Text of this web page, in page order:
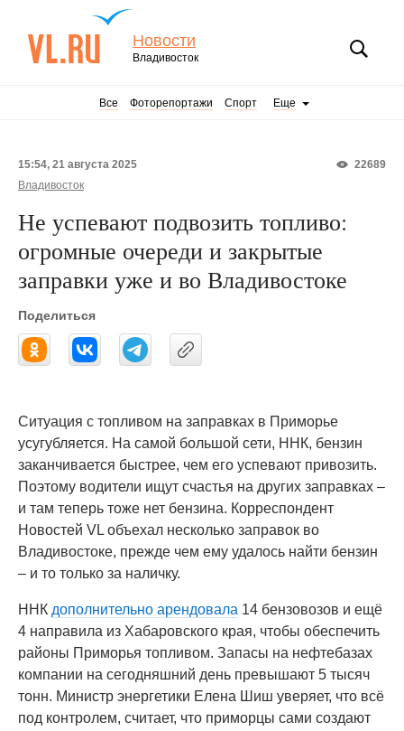
Новости
Владивосток
Все Фоторепортажи Спорт Еще
22689
15:54, 21 августа 2025
Владивосток
Не успевают подвозить топливо:
огромные очереди и закрытые
заправки уже и во Владивостоке
Поделиться
Ситуация с топливом на заправках в Приморье
усугубляется. На самой большой сети, ННК, бензин
заканчивается быстрее, чем его успевают привозить.
Поэтому водители ищут счастья на других заправках –
и там теперь тоже нет бензина. Корреспондент
Новостей VL объехал несколько заправок во
Владивостоке, прежде чем ему удалось найти бензин
– и то только за наличку.
ННК дополнительно арендовала 14 бензовозов и ещё
4 направила из Хабаровского края, чтобы обеспечить
районы Приморья топливом. Запасы на нефтебазах
компании на сегодняшний день превышают 5 тысяч
тонн. Министр энергетики Елена Шиш уверяет, что всё
под контролем, считает, что приморцы сами создают